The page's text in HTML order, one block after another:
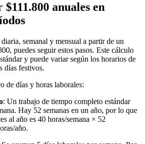
anuales en
semanal y mensual a partir de un
puedes seguir estos pasos. Este cálculo
y puede variar según los horarios de
días festivos.
de días y horas laborales:
: Un trabajo de tiempo completo estándar
Hay 52 semanas en un año, por lo que
al año es 40 horas/semana × 52
año.